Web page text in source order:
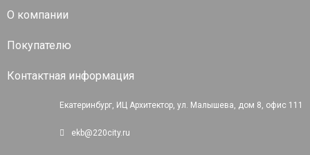
О компании
Покупателю
Контактная информация
Екатеринбург, ИЦ Архитектор, ул. Малышева, дом 8, офис 111
ekb@220city.ru